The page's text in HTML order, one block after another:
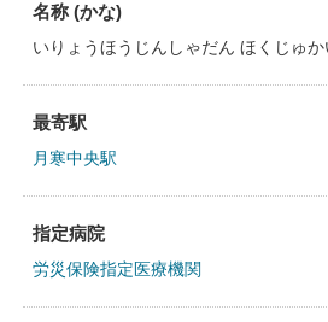
名称 (かな)
いりょうほうじんしゃだん ほくじゅ
最寄駅
月寒中央駅
指定病院
労災保険指定医療機関